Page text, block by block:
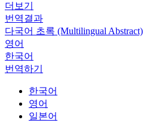
더보기
번역결과
다국어 초록 (Multilingual Abstract)
영어
한국어
번역하기
한국어
영어
일본어